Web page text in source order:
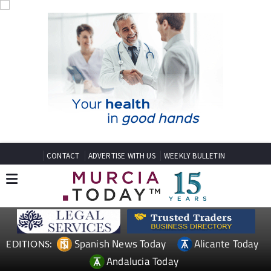
CONTACT ADVERTISE WITH US WEEKLY BULLETIN
EDITIONS: Spanish News Today
Alicante Today
Andalucia Today